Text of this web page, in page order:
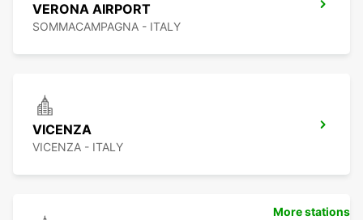
VERONA AIRPORT
SOMMACAMPAGNA - ITALY
VICENZA
VICENZA - ITALY
More stations